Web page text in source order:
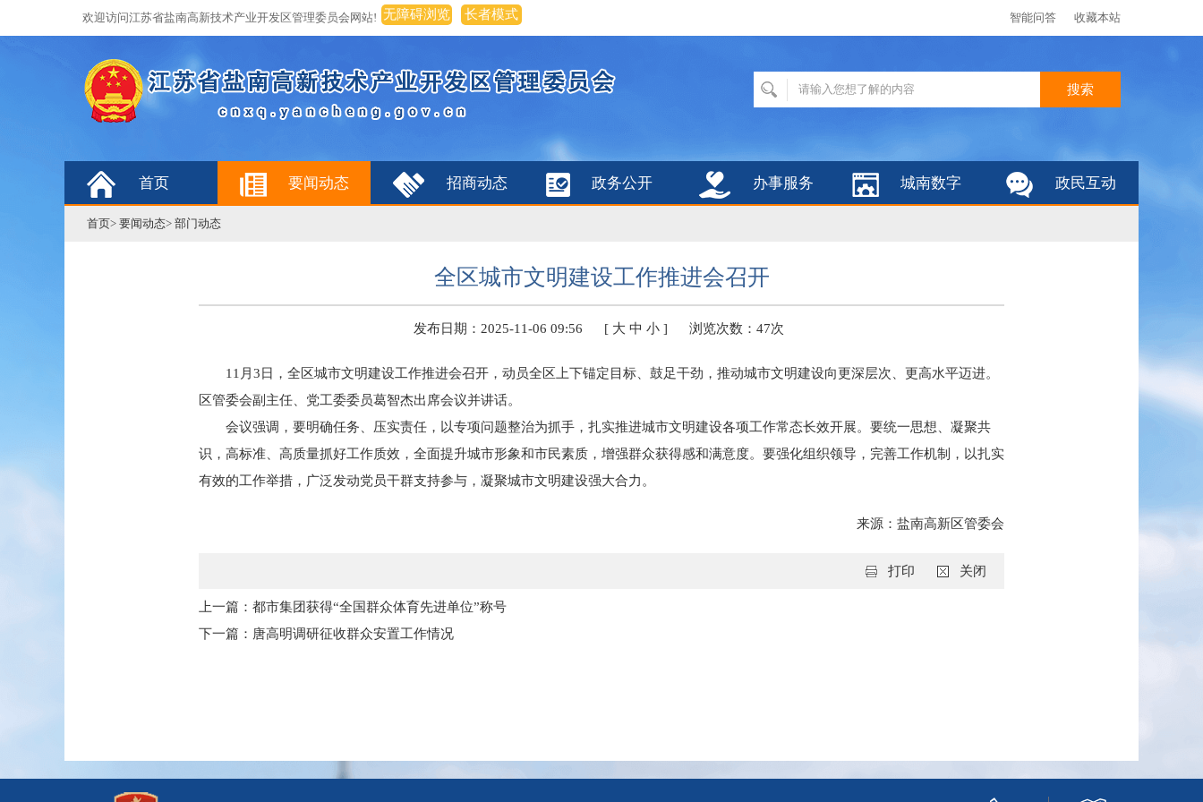
欢迎访问江苏省盐南高新技术产业开发区管理委员会网站! 无障碍浏览 长者模式 收藏本站
智能问答
首页 要闻动态 招商动态 政务公开 办事服务 城南数字 政民互动
首页> 要闻动态> 部门动态
全区城市文明建设工作推进会召开
发布日期：2025-11-06 09:56 [ 大 中 小 ] 浏览次数： 47次
11月3日，全区城市文明建设工作推进会召开，动员全区上下锚定目标、鼓足干劲，推动城市文明建设向更深层次、更高水平迈进。
区管委会副主任、党工委委员葛智杰出席会议并讲话。
会议强调，要明确任务、压实责任，以专项问题整治为抓手，扎实推进城市文明建设各项工作常态长效开展。要统一思想、凝聚共
识，高标准、高质量抓好工作质效，全面提升城市形象和市民素质，增强群众获得感和满意度。要强化组织领导，完善工作机制，以扎实
有效的工作举措，广泛发动党员干群支持参与，凝聚城市文明建设强大合力。
来源： 盐南高新区管委会
打印 关闭
上一篇：都市集团获得“全国群众体育先进单位”称号
下一篇：唐高明调研征收群众安置工作情况